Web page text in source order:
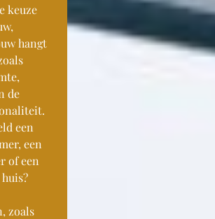
keuze
hangt
de
een
een
of een
zoals